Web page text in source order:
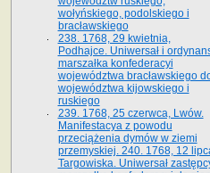
wołyńskiego, podolskiego i
bracławskiego
238. 1768, 29 kwietnia,
Podhajce. Uniwersał i
marszałka konfederacyi
województwa bracławskiego
wo­jewództwa kijowskiego i
ruskiego
239. 1768, 25 czerwca, Lwów.
Manifestacya z powodu
przeciążenia dymów w ziemi
przemyskiej. 240. 1768, 12
Targowiska. Uniwersał